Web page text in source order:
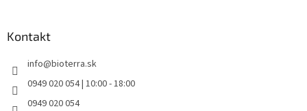
Kontakt
info@bioterra.sk
0949 020 054 | 10:00 - 18:00
0949 020 054